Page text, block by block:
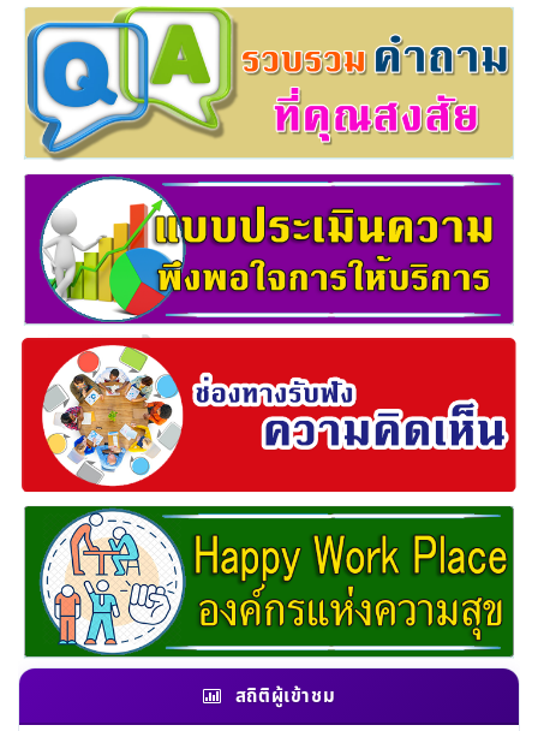
สถิติผู้เข้าชม